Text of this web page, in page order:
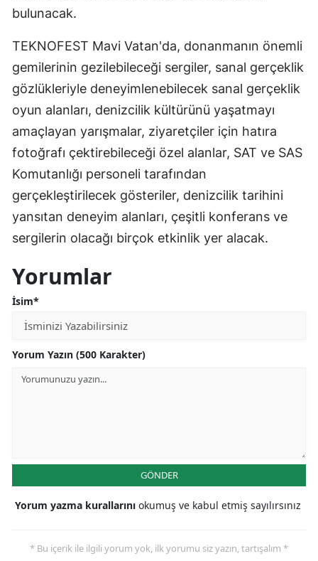
bulunacak.
TEKNOFEST Mavi Vatan'da, donanmanın önemli
gemilerinin gezilebileceği sergiler, sanal gerçeklik
gözlükleriyle deneyimlenebilecek sanal gerçeklik
oyun alanları, denizcilik kültürünü yaşatmayı
amaçlayan yarışmalar, ziyaretçiler için hatıra
fotoğrafı çektirebileceği özel alanlar, SAT ve SAS
Komutanlığı personeli tarafından
gerçekleştirilecek gösteriler, denizcilik tarihini
yansıtan deneyim alanları, çeşitli konferans ve
sergilerin olacağı birçok etkinlik yer alacak.
Yorumlar
İsim*
Yorum Yazın (500 Karakter)
GÖNDER
Yorum yazma kurallarını okumuş ve kabul etmiş sayılırsınız
* Bu içerik ile ilgili yorum yok, ilk yorumu siz yazın, tartışalım *